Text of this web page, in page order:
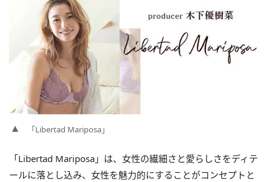
「Libertad Mariposa」
「Libertad Mariposa」は、女性の繊細さと愛らしさをディテ
ールに落とし込み、女性を魅力的にすることがコンセプトと